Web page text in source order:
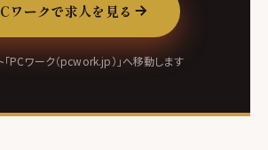
ワークで求人を見る
PCワーク（pcwork.jp）」へ移動します